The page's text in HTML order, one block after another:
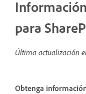
para
Última actualización
Obtenga